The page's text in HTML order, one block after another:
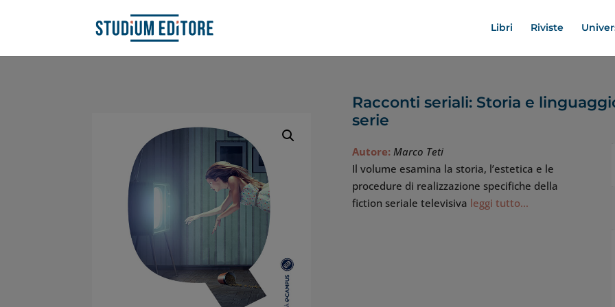
Libri Riviste
Racconti seriali: Storia e
serie
Autore: Marco Teti
Il volume esamina la storia, l’estetica e le
procedure di realizzazione specifiche della
fiction seriale televisiva leggi tutto…